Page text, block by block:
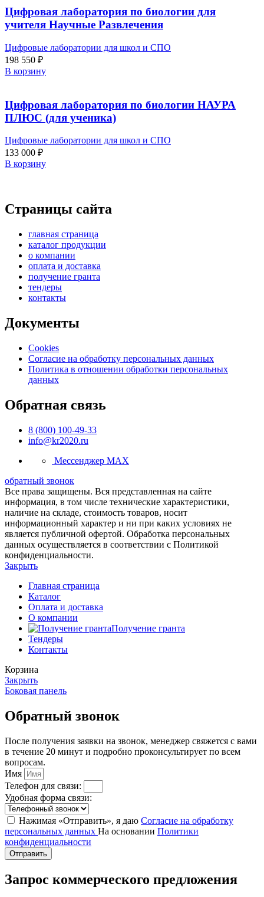
Цифровая лаборатория по биологии для
учителя Научные Развлечения
Цифровые лаборатории для школ и СПО
198 550 ₽
В корзину
Цифровая лаборатория по биологии НАУРА
ПЛЮС (для ученика)
Цифровые лаборатории для школ и СПО
133 000 ₽
В корзину
Страницы сайта
главная страница
каталог продукции
о компании
оплата и доставка
получение гранта
тендеры
контакты
Документы
Cookies
Согласие на обработку персональных данных
Политика в отношении обработки персональных
данных
Обратная связь
8 (800) 100-49-33
info@kr2020.ru
Мессенджер MAX
обратный звонок
Все права защищены. Вся представленная на сайте
информация, в том числе технические характеристики,
наличие на складе, стоимость товаров, носит
информационный характер и ни при каких условиях не
является публичной офертой. Обработка персональных
данных осуществляется в соответствии с Политикой
конфиденциальности.
Закрыть
Главная страница
Каталог
Оплата и доставка
О компании
Получение гранта
Тендеры
Контакты
Корзина
Закрыть
Боковая панель
Обратный звонок
После получения заявки на звонок, менеджер свяжется с вами
в течение 20 минут и подробно проконсультирует по всем
вопросам.
Имя
Телефон для связи:
Удобная форма связи:
Нажимая «Отправить», я даю Согласие на обработку
персональных данных На основании Политики
конфиденциальности
Отправить
Запрос коммерческого предложения